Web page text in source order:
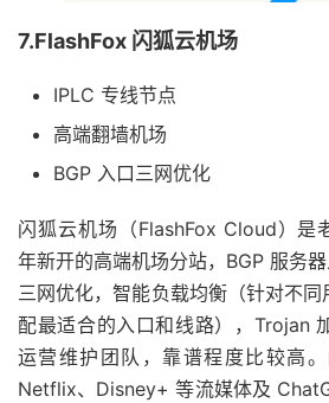
7.FlashFox 闪狐云机场
IPLC 专线节点
高端翻墙机场
BGP 入口三网优化
闪狐云机场（FlashFox Cloud）是
年新开的高端机场分站，BGP 服务器
三网优化，智能负载均衡（针对不
配最适合的入口和线路），Trojan
运营维护团队，靠谱程度比较高
Netflix、Disney+ 等流媒体及